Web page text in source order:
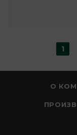
1
О